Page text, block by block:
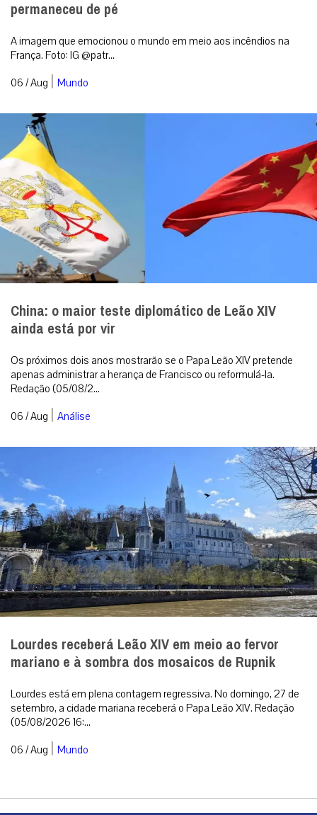
permaneceu de pé
A imagem que emocionou o mundo em meio aos incêndios na
França. Foto: IG @patr...
06 / Aug | Mundo
China: o maior teste diplomático de Leão XIV
ainda está por vir
Os próximos dois anos mostrarão se o Papa Leão XIV pretende
apenas administrar a herança de Francisco ou reformulá-la.
Redação (05/08/2...
06 / Aug | Análise
Lourdes receberá Leão XIV em meio ao fervor
mariano e à sombra dos mosaicos de Rupnik
Lourdes está em plena contagem regressiva. No domingo, 27 de
setembro, a cidade mariana receberá o Papa Leão XIV. Redação
(05/08/2026 16:...
06 / Aug | Mundo